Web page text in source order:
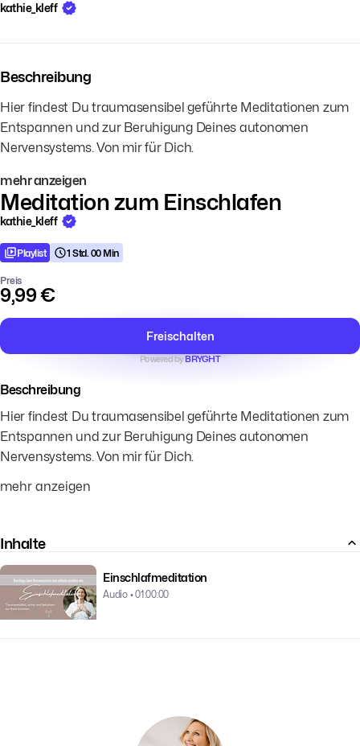
kathie_kleff
Beschreibung
Hier findest Du traumasensibel geführte Meditationen zum
Entspannen und zur Beruhigung Deines autonomen
Nervensystems. Von mir für Dich.
mehr anzeigen
Meditation zum Einschlafen
kathie_kleff
Playlist 1 Std. 00 Min
Preis
9,99 €
Freischalten
Powered byBRYGHT
Beschreibung
Hier findest Du traumasensibel geführte Meditationen zum
Entspannen und zur Beruhigung Deines autonomen
Nervensystems. Von mir für Dich.
mehr anzeigen
Inhalte
Einschlafmeditation
Audio • 01:00:00